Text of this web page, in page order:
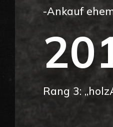
-Ankauf
Rang 3: